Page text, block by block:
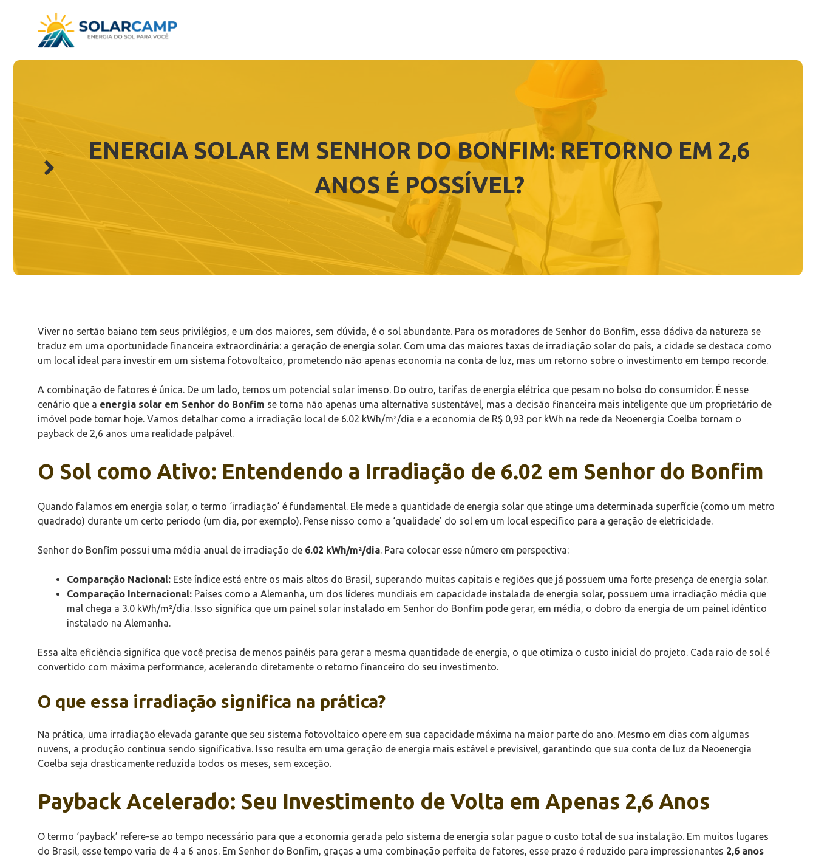
conteúdo
ENERGIA SOLAR EM SENHOR DO BONFIM: RETORNO EM 2,6
ANOS É POSSÍVEL?
Viver no sertão baiano tem seus privilégios, e um dos maiores, sem dúvida, é o sol abundante. Para os moradores de Senhor do Bonfim, essa dádiva da natureza se
traduz em uma oportunidade financeira extraordinária: a geração de energia solar. Com uma das maiores taxas de irradiação solar do país, a cidade se destaca como
um local ideal para investir em um sistema fotovoltaico, prometendo não apenas economia na conta de luz, mas um retorno sobre o investimento em tempo recorde.
A combinação de fatores é única. De um lado, temos um potencial solar imenso. Do outro, tarifas de energia elétrica que pesam no bolso do consumidor. É nesse
cenário que a energia solar em Senhor do Bonfim se torna não apenas uma alternativa sustentável, mas a decisão financeira mais inteligente que um proprietário de
imóvel pode tomar hoje. Vamos detalhar como a irradiação local de 6.02 kWh/m²/dia e a economia de R$ 0,93 por kWh na rede da Neoenergia Coelba tornam o
payback de 2,6 anos uma realidade palpável.
O Sol como Ativo: Entendendo a Irradiação de 6.02 em Senhor do Bonfim
Quando falamos em energia solar, o termo ‘irradiação’ é fundamental. Ele mede a quantidade de energia solar que atinge uma determinada superfície (como um metro
quadrado) durante um certo período (um dia, por exemplo). Pense nisso como a ‘qualidade’ do sol em um local específico para a geração de eletricidade.
Senhor do Bonfim possui uma média anual de irradiação de 6.02 kWh/m²/dia . Para colocar esse número em perspectiva:
Comparação Nacional: Este índice está entre os mais altos do Brasil, superando muitas capitais e regiões que já possuem uma forte presença de energia solar.
Comparação Internacional: Países como a Alemanha, um dos líderes mundiais em capacidade instalada de energia solar, possuem uma irradiação média que
mal chega a 3.0 kWh/m²/dia. Isso significa que um painel solar instalado em Senhor do Bonfim pode gerar, em média, o dobro da energia de um painel idêntico
instalado na Alemanha.
Essa alta eficiência significa que você precisa de menos painéis para gerar a mesma quantidade de energia, o que otimiza o custo inicial do projeto. Cada raio de sol é
convertido com máxima performance, acelerando diretamente o retorno financeiro do seu investimento.
O que essa irradiação significa na prática?
Na prática, uma irradiação elevada garante que seu sistema fotovoltaico opere em sua capacidade máxima na maior parte do ano. Mesmo em dias com algumas
nuvens, a produção continua sendo significativa. Isso resulta em uma geração de energia mais estável e previsível, garantindo que sua conta de luz da Neoenergia
Coelba seja drasticamente reduzida todos os meses, sem exceção.
Payback Acelerado: Seu Investimento de Volta em Apenas 2,6 Anos
O termo ‘payback’ refere-se ao tempo necessário para que a economia gerada pelo sistema de energia solar pague o custo total de sua instalação. Em muitos lugares
do Brasil, esse tempo varia de 4 a 6 anos. Em Senhor do Bonfim, graças a uma combinação perfeita de fatores, esse prazo é reduzido para impressionantes 2,6 anos